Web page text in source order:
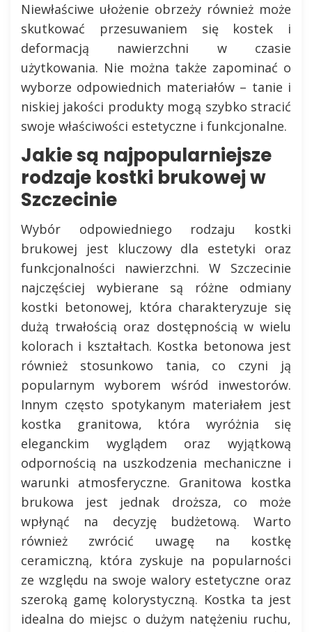
Niewłaściwe ułożenie obrzeży również może
skutkować przesuwaniem się kostek i
deformacją nawierzchni w czasie
użytkowania. Nie można także zapominać o
wyborze odpowiednich materiałów – tanie i
niskiej jakości produkty mogą szybko stracić
swoje właściwości estetyczne i funkcjonalne.
Jakie są najpopularniejsze
rodzaje kostki brukowej w
Szczecinie
Wybór odpowiedniego rodzaju kostki
brukowej jest kluczowy dla estetyki oraz
funkcjonalności nawierzchni. W Szczecinie
najczęściej wybierane są różne odmiany
kostki betonowej, która charakteryzuje się
dużą trwałością oraz dostępnością w wielu
kolorach i kształtach. Kostka betonowa jest
również stosunkowo tania, co czyni ją
popularnym wyborem wśród inwestorów.
Innym często spotykanym materiałem jest
kostka granitowa, która wyróżnia się
eleganckim wyglądem oraz wyjątkową
odpornością na uszkodzenia mechaniczne i
warunki atmosferyczne. Granitowa kostka
brukowa jest jednak droższa, co może
wpłynąć na decyzję budżetową. Warto
również zwrócić uwagę na kostkę
ceramiczną, która zyskuje na popularności
ze względu na swoje walory estetyczne oraz
szeroką gamę kolorystyczną. Kostka ta jest
idealna do miejsc o dużym natężeniu ruchu,